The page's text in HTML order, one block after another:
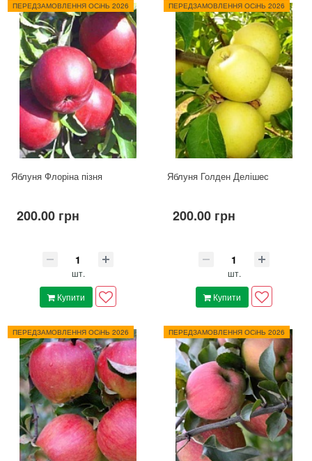
ПЕРЕДЗАМОВЛЕННЯ ОСіНЬ 2026
Яблуня Флоріна пізня
200.00 грн
шт.
Купити
ПЕРЕДЗАМОВЛЕННЯ ОСіНЬ 2026
Яблуня Голден Делішес
200.00 грн
шт.
Купити
ПЕРЕДЗАМОВЛЕННЯ ОСіНЬ 2026 ПЕРЕДЗАМОВЛЕННЯ ОСіНЬ 2026